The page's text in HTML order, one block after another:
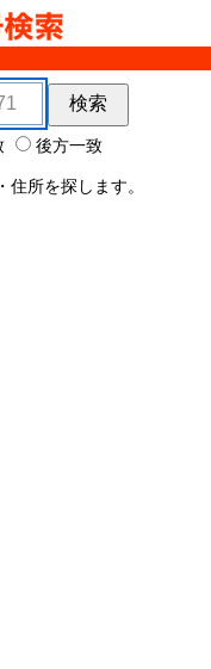
検索
後方一致
所を探します。